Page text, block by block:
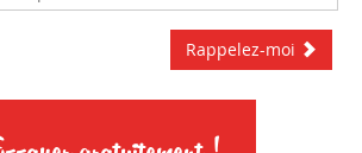
Rappelez-moi